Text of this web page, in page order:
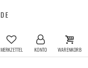
MERKZETTEL KONTO WARENKORB